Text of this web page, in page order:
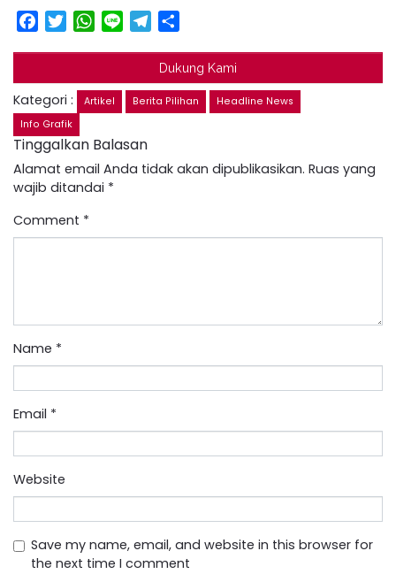
FacebookTwitterWhatsApp
Line Telegram
Dukung Kami
Kategori : Artikel Berita Pilihan
Headline News
Info Grafik
Tinggalkan Balasan
Alamat email Anda tidak akan dipublikasikan. Ruas yang
wajib ditandai *
Comment *
Name *
Email *
Website
Save my name, email, and website in this browser for
the next time I comment